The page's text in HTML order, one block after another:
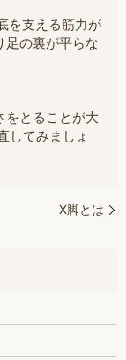
を支える筋力が
足の裏が平らな
をとることが大
してみましょ
X脚とは